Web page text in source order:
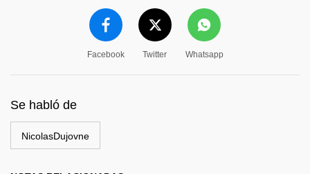
Facebook Twitter Whatsapp
Se habló de
NicolasDujovne